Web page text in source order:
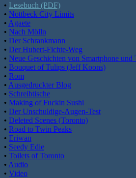
• Lesebuch (PDF)
• Nottbeck City Limits
• Agaete
• Nach Mölln
• Der Schrankmann
• Der Hubert-Fichte-Weg
• Neue Geschichten von Smartphone und
• Bouquet of Tulips (Jeff Koons)
• Rom
• Ausgedruckter Blog
• Schreibtische
• Making of Fuckin Sushi
• Der Unschuldige-Augen-Test
• Deleted Scenes (Toronto)
• Road to Twin Peaks
• Eriwan
• Seedy Edie
• Toilets of Toronto
• Audio
• Video